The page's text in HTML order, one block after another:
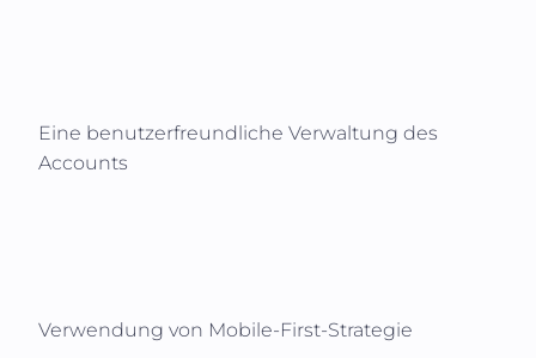
Eine benutzerfreundliche Verwaltung des
Accounts
Verwendung von Mobile-First-Strategie